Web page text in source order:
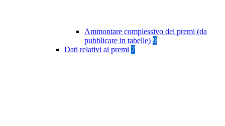
Ammontare complessivo dei premi (da
pubblicare in tabelle) 9
Dati relativi ai premi 7